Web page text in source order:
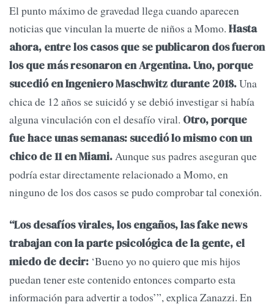
El punto máximo de gravedad llega cuando aparecen
noticias que vinculan la muerte de niños a Momo. Hasta
ahora, entre los casos que se publicaron dos fueron
los que más resonaron en Argentina. Uno, porque
sucedió en Ingeniero Maschwitz durante 2018.Una
chica de 12 años se suicidó y se debió investigar si había
alguna vinculación con el desafío viral. Otro, porque
fue hace unas semanas: sucedió lo mismo con un
chico de 11 en Miami. Aunque sus padres aseguran que
podría estar directamente relacionado a Momo, en
ninguno de los dos casos se pudo comprobar tal conexión.
“Los desafíos virales, los engaños, las fake news
trabajan con la parte psicológica de la gente, el
miedo de decir: ‘Bueno yo no quiero que mis hijos
puedan tener este contenido entonces comparto esta
información para advertir a todos’”, explica Zanazzi. En